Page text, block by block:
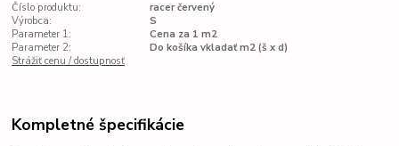
Číslo produktu:
racer červený
Výrobca:
S
Parameter 1:
Cena za 1 m2
Parameter 2:
Do košíka vkladať m2 (š x d)
Strážiť cenu / dostupnosť
Kompletné špecifikácie